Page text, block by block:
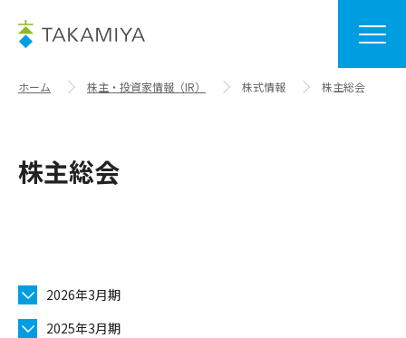
ホーム 株主・投資家情報（IR） 株式情報 株主総会
株主総会
2026年3月期
2025年3月期